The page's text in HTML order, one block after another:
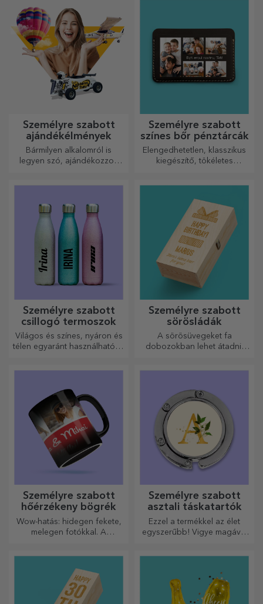
Személyre szabott
ajándékélmények
Bármilyen alkalomról is
legyen szó, ajándékozzon
élményeket.
Személyre szabott
színes bőr pénztárcák
Elengedhetetlen, klasszikus
kiegészítő, tökéletes
Személyre szabott
csillogó termoszok
Világos és színes, nyáron és
télen egyaránt használható, a
őket!
Személyre szabott
sörösládák
A sörösüvegeket fa
dobozokban lehet átadni,
Személyre szabott
hőérzékeny bögrék
Wow-hatás: hidegen fekete,
melegen fotókkal. A
Személyre szabott
asztali táskatartók
Ezzel a termékkel az élet
egyszerűbb! Vigye magával